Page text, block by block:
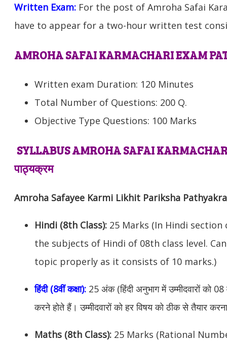
Written Exam: For the post of Amroha Safai
have to appear for a two-hour written test
AMROHA SAFAI KARMACHARI EXAM
Written exam Duration: 120 Minutes
Total Number of Questions: 200 Q.
Objective Type Questions: 100 Marks
SYLLABUS AMROHA SAFAI KARMACHARI
पाठ्यक्रम
Amroha Safayee Karmi Likhit Pariksha
Hindi (8th Class): 25 Marks (In Hindi
the subjects of Hindi of 08th class level.
topic properly as it consists of 10 marks.)
हिंदी (8वीं कक्षा): 25 अंक (हिंदी अनुभाग में उम्मीदवारों को
करने होते हैं। उम्मीदवारों को हर विषय को ठीक से तैयार
Maths (8th Class): 25 Marks (Rational